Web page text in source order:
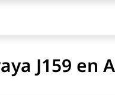
J159 en